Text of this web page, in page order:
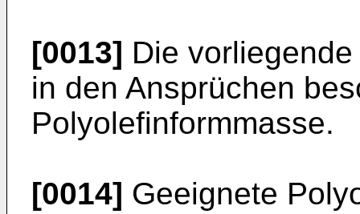
[0013] Die
in den Ansprüchen
Polyolefinformmasse.
[0014] Geeignete